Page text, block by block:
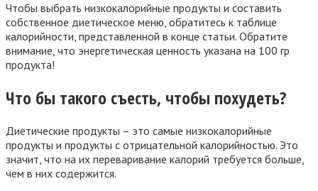
Чтобы выбрать низкокалорийные продукты и составить
собственное диетическое меню, обратитесь к таблице
калорийности, представленной в конце статьи. Обратите
внимание, что энергетическая ценность указана на 100 гр
продукта!
Что бы такого съесть, чтобы похудеть?
Диетические продукты – это самые низкокалорийные
продукты и продукты с отрицательной калорийностью. Это
значит, что на их переваривание калорий требуется больше,
чем в них содержится.